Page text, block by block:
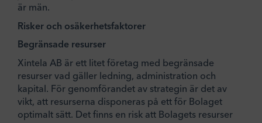
är män.
Risker och osäkerhetsfaktorer
Begränsade resurser
Xintela AB är ett litet företag med begränsade
resurser vad gäller ledning, administration och
kapital. För genomförandet av strategin är det av
vikt, att resurserna disponeras på ett för Bolaget
optimalt sätt. Det finns en risk att Bolagets resurser